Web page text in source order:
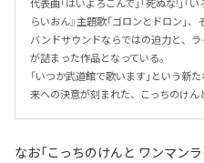
代表曲「はいよろこんで」「死ぬな!」「
らいおん』主題歌「ゴロンとドロン」、
バンドサウンドならではの迫力と、
が詰まった作品となっている。
「いつか武道館で歌います」という新
来への決意が刻まれた、こっちのけん
なお「こっちのけんと ワンマンラ